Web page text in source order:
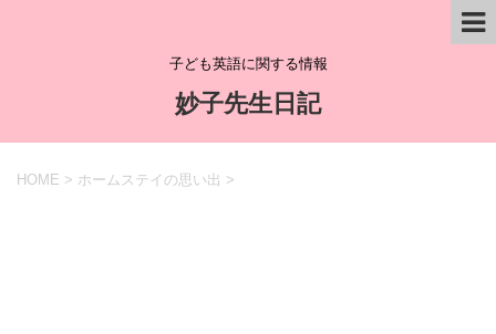
子ども英語に関する情報
妙子先生日記
HOME > ホームステイの思い出 >